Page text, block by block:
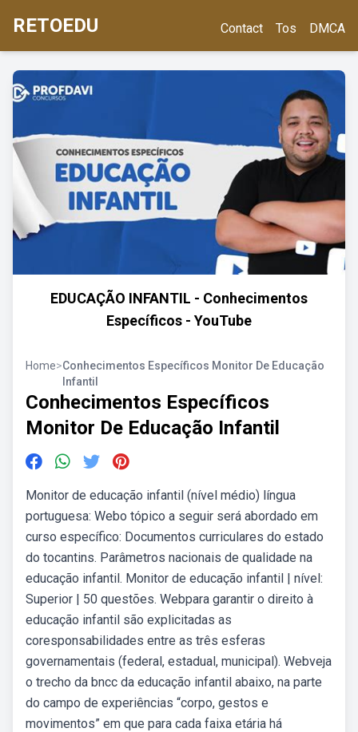
RETOEDU Contact Tos DMCA
EDUCAÇÃO INFANTIL - Conhecimentos
Específicos - YouTube
Home>Conhecimentos Específicos Monitor De Educação
Infantil
Conhecimentos Específicos
Monitor De Educação Infantil
Monitor de educação infantil (nível médio) língua
portuguesa: Webo tópico a seguir será abordado em
curso específico: Documentos curriculares do estado
do tocantins. Parâmetros nacionais de qualidade na
educação infantil. Monitor de educação infantil | nível:
Superior | 50 questões. Webpara garantir o direito à
educação infantil são explicitadas as
coresponsabilidades entre as três esferas
governamentais (federal, estadual, municipal). Webveja
o trecho da bncc da educação infantil abaixo, na parte
do campo de experiências “corpo, gestos e
movimentos” em que para cada faixa etária há